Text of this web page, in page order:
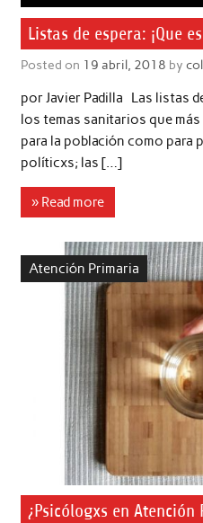
Listas de espera: ¡Que
Posted on 19 abril, 2018 by
por Javier Padilla Las listas
los temas sanitarios que
para la población como para
políticxs; las […]
» Read more
Atención Primaria
¿Psicólogxs en